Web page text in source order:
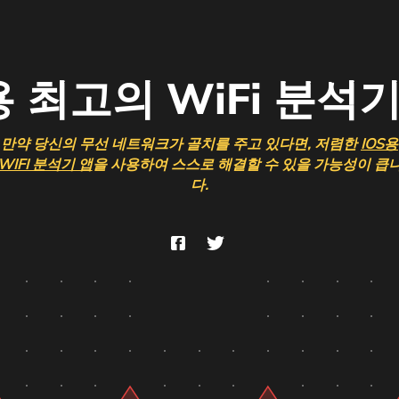
최고의 WiFi 분석
만약 당신의 무선 네트워크가 골치를 주고 있다면, 저렴한IOS용
분석기 앱을 사용하여 스스로 해결할 수 있을 가능성이 큽
다.